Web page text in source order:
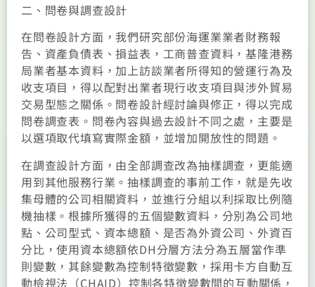
二、問卷與調查設計
在問卷設計方面，我們研究部份海運業業者財務報
告、資產負債表、損益表，工商普查資料，基隆港務
局業者基本資料，加上訪談業者所得知的營運行為及
收支項目，得以配對出業者現行收支項目與涉外貿易
交易型態之關係。問卷設計經討論與修正，得以完成
問卷調查表。問卷內容與過去設計不同之處，主要是
以選項取代填寫實際金額，並增加開放性的問題。
在調查設計方面，由全部調查改為抽樣調查，更能適
用到其他服務行業。抽樣調查的事前工作，就是先收
集母體的公司相關資料，並進行分組以利採取比例隨
機抽樣。根據所獲得的五個變數資料，分別為公司地
點、公司型式、資本總額、是否為外資公司、外資百
分比，使用資本總額依DH分層方法分為五層當作準
則變數，其餘變數為控制特徵變數，採用卡方自動互
動檢視法（CHAID）控制各特徵變數間的互動關係，